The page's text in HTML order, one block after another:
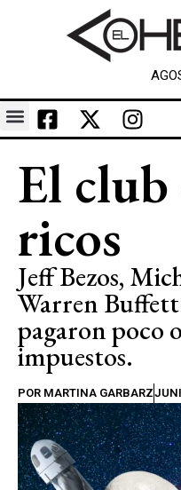
El club
ricos
Jeff Bezos,
Warren
pagaron poco
impuestos.
POR MARTINA GARBARZ